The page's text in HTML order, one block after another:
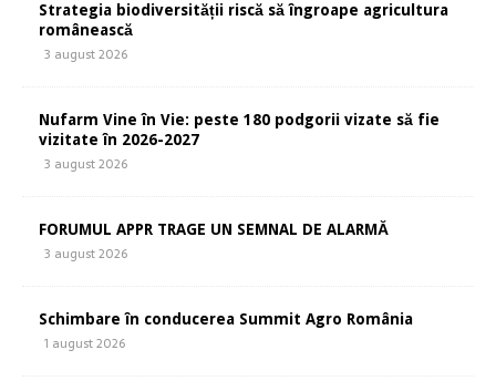
Strategia biodiversității riscă să îngroape agricultura
românească
3 august 2026
Nufarm Vine în Vie: peste 180 podgorii vizate să fie
vizitate în 2026-2027
3 august 2026
FORUMUL APPR TRAGE UN SEMNAL DE ALARMĂ
3 august 2026
Schimbare în conducerea Summit Agro România
1 august 2026